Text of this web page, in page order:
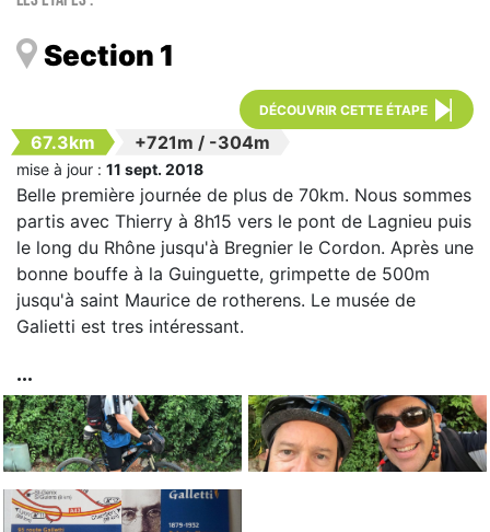
Section 1
DÉCOUVRIR CETTE ÉTAPE
67.3km +721m / -304m
mise à jour : 11 sept. 2018
Belle première journée de plus de 70km. Nous sommes
partis avec Thierry à 8h15 vers le pont de Lagnieu puis
le long du Rhône jusqu'à Bregnier le Cordon. Après une
bonne bouffe à la Guinguette, grimpette de 500m
jusqu'à saint Maurice de rotherens. Le musée de
Galietti est tres intéressant.